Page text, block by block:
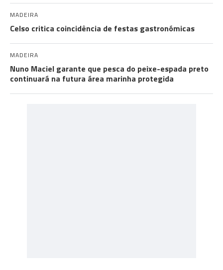
MADEIRA
Celso critica coincidência de festas gastronómicas
MADEIRA
Nuno Maciel garante que pesca do peixe-espada preto
continuará na futura área marinha protegida